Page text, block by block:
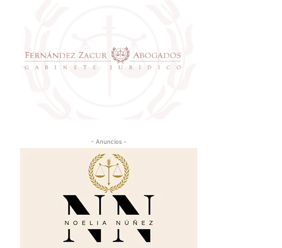
- Anuncios -